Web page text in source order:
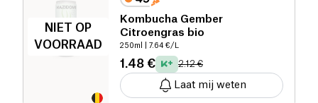
NIET OP
VOORRAAD
Kombucha Gember
Citroengras bio
250ml | 7.64 €/L
1.48 € 2.12 €
Laat mij weten